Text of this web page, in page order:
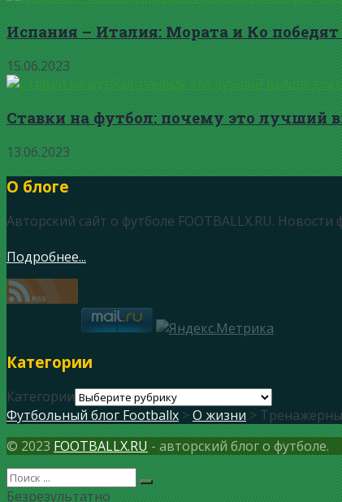
Испания – Италия: Мората и Ко победят
15.06.2023
Ставки на футбол: почему это лучший
13.06.2023
О блоге
Авторский сайт о футболе FOOTBALLX.RU.
Подробнее...
Категории
Категории
Футбольный блог Footballx > О жизни >
© 2023 FOOTBALLX.RU - авторский блог о футболе.
Безрезультатно